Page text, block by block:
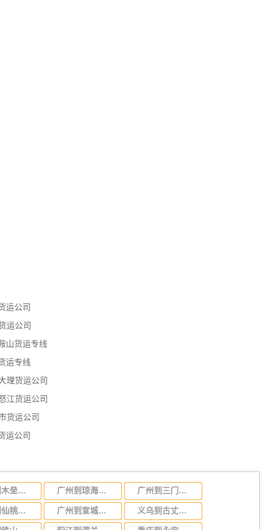
运公司
运公司
山货运专线
运专线
理货运公司
江货运公司
货运公司
运公司
淄博到木垒哈萨克自治物流公司-货运专线全境辐射「安全快捷」 广州到琼海物流专线，广州到琼海货运专线 广州到三门峡物流专线，广州到三门峡货运公司
南宁到仙桃物流公司-货运专线运费多少「急件托运」 广州到宣城物流专线_广州到宣城货运公司 义乌到古丈物流公司-货运专线快速准时「运费多少」